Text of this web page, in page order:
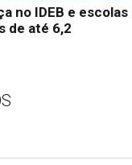
no IDEB e
de até 6,2